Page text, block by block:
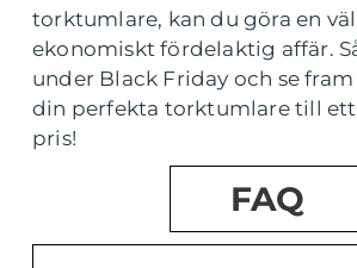
torktumlare, kan du göra en
ekonomiskt fördelaktig affär.
under Black Friday och se
din perfekta torktumlare till
pris!
FAQ